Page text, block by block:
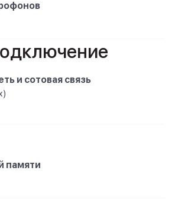
и сотовая связь
памяти